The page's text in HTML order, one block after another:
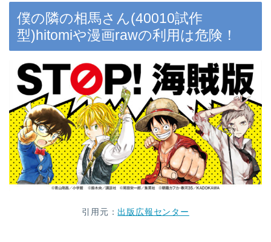
僕の隣の相馬さん(40010試作
型)hitomiや漫画rawの利用は危険！
引用元：出版広報センター